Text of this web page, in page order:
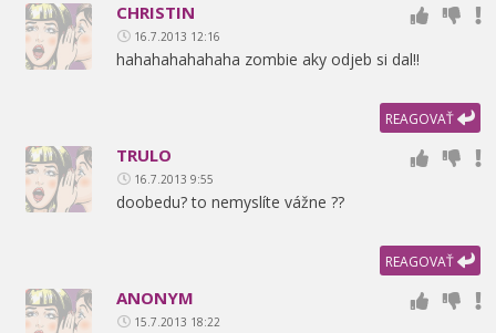
CHRISTIN
16.7.2013 12:16
hahahahahahaha zombie aky odjeb si dal!!
REAGOVAŤ
TRULO
16.7.2013 9:55
doobedu? to nemyslíte vážne ??
REAGOVAŤ
ANONYM
15.7.2013 18:22